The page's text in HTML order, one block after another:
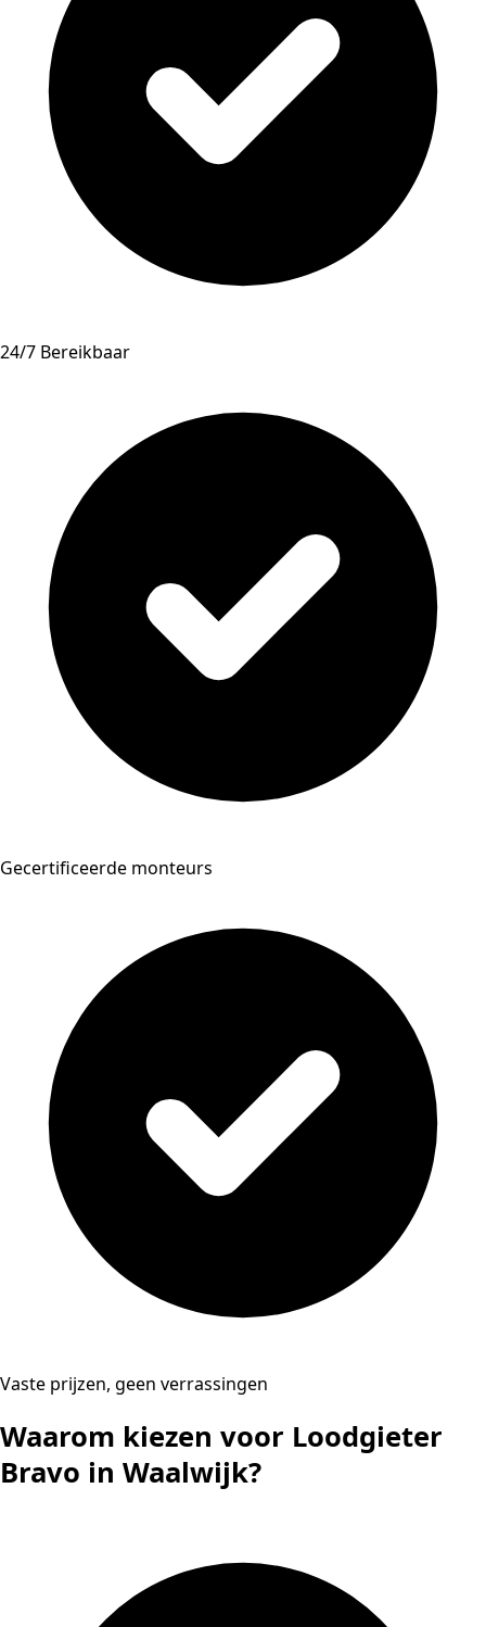
24/7 Bereikbaar
Gecertificeerde monteurs
Vaste prijzen, geen verrassingen
Waarom kiezen voor Loodgieter
Bravo in Waalwijk?